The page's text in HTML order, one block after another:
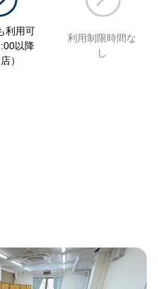
利用可
以降
）
利用制限時間な
し